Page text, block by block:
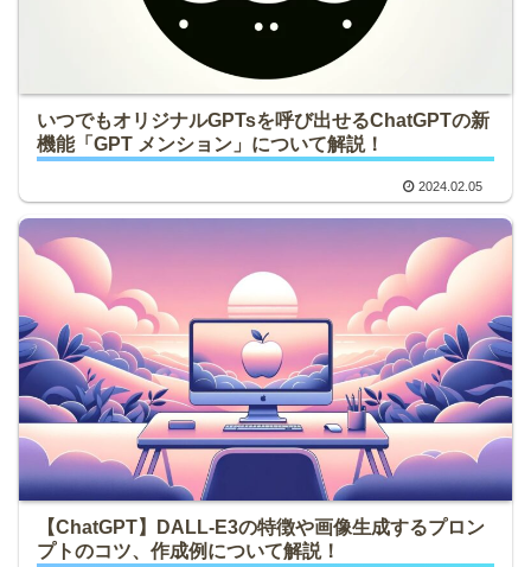
いつでもオリジナルGPTsを呼び出せるChatGPTの新
機能「GPT メンション」について解説！
2024.02.05
【ChatGPT】DALL-E3の特徴や画像生成するプロン
プトのコツ、作成例について解説！